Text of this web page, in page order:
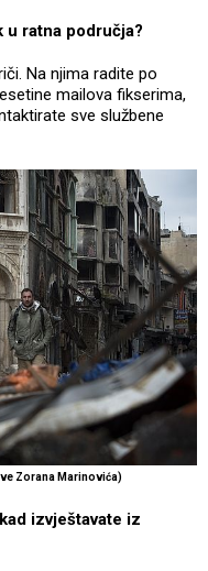
u ratna područja?
Na njima radite po
mailova fikserima,
sve službene
Zorana Marinovića)
izvještavate iz